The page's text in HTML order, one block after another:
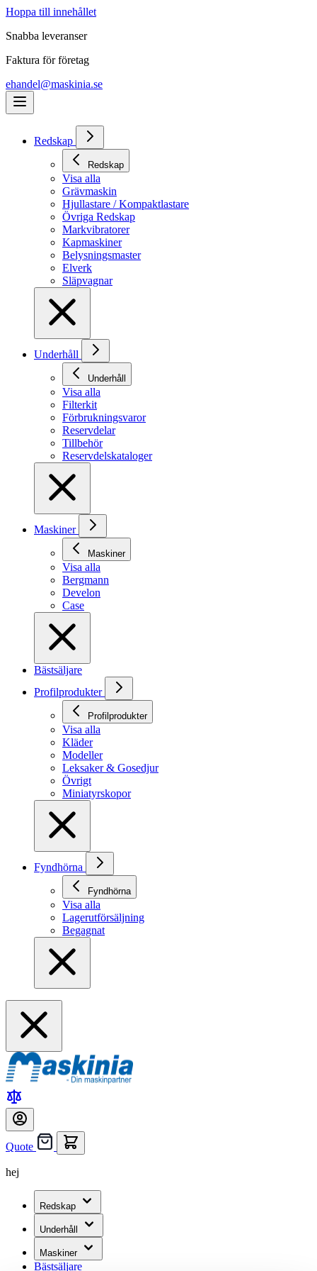
Hoppa till innehållet
Snabba leveranser
Faktura för företag
ehandel@maskinia.se
Redskap
Redskap
Visa alla
Grävmaskin
Hjullastare / Kompaktlastare
Övriga Redskap
Markvibratorer
Kapmaskiner
Belysningsmaster
Elverk
Släpvagnar
Underhåll
Underhåll
Visa alla
Filterkit
Förbrukningsvaror
Reservdelar
Tillbehör
Reservdelskataloger
Maskiner
Maskiner
Visa alla
Bergmann
Develon
Case
Bästsäljare
Profilprodukter
Profilprodukter
Visa alla
Kläder
Modeller
Leksaker & Gosedjur
Övrigt
Miniatyrskopor
Fyndhörna
Fyndhörna
Visa alla
Lagerutförsäljning
Begagnat
Quote
hej
Redskap
Underhåll
Maskiner
Bästsäljare